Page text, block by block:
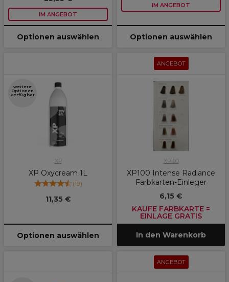
IM ANGEBOT
Optionen auswählen
IM ANGEBOT
Optionen auswählen
weitere
Optionen
verfügbar
XP
XP Oxycream 1L
(19)
11,35 €
Optionen auswählen
ANGEBOT
XP100
XP100 Intense Radiance
Farbkarten-Einleger
6,15 €
KAUFE FARBKARTE =
EINLAGE GRATIS
In den Warenkorb
ANGEBOT